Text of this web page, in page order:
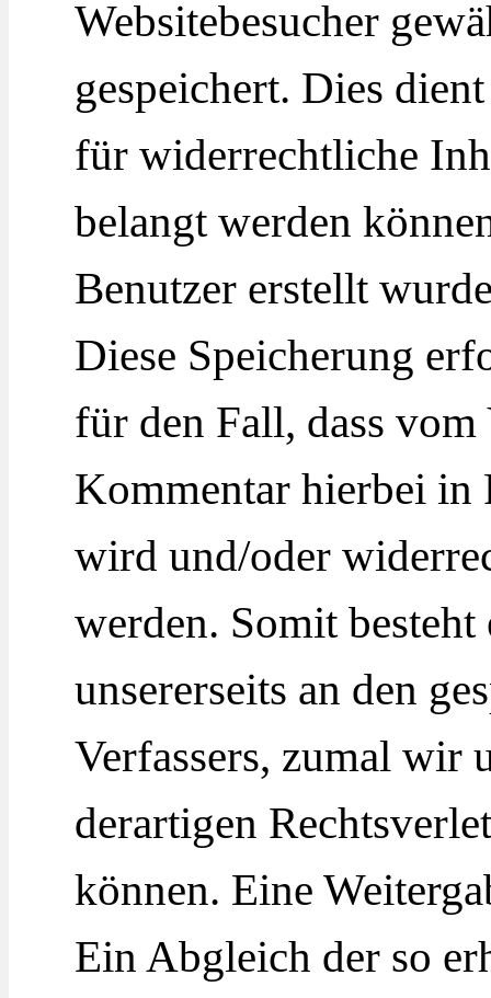
Websitebesucher
gespeichert. Dies
für widerrechtliche
belangt werden
Benutzer erstellt
Diese Speicherung
für den Fall, dass vom
Kommentar hierbei in
wird und/oder
werden. Somit besteht
unsererseits an den
Verfassers, zumal wir
derartigen
können. Eine
Ein Abgleich der so